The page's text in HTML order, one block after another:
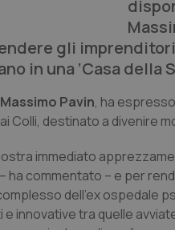
gli
in una ‘Casa della
Massimo Pavin, ha
Colli, destinato a divenire
immediato
ha commentato – e per
dell’ex ospedale
innovative tra quelle